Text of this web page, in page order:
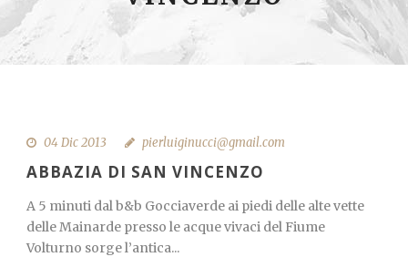
04 Dic 2013 pierluiginucci@gmail.com
ABBAZIA DI SAN VINCENZO
A 5 minuti dal b&b Gocciaverde ai piedi delle alte vette
delle Mainarde presso le acque vivaci del Fiume
Volturno sorge l’antica...